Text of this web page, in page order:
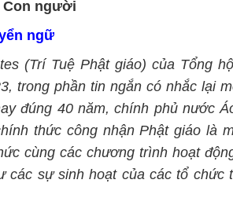
Con người
ngữ
(Trí Tuệ Phật giáo) của Tổng
trong phần tin ngắn có nhắc lại
đúng 40 năm, chính phủ nước
thức công nhận Phật giáo là
cùng các chương trình hoạt
các sự sinh hoạt của các tổ chức